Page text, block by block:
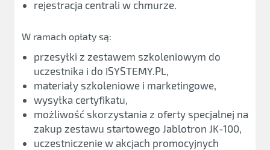
rejestracja centrali w chmurze.
W ramach opłaty są:
przesyłki z zestawem szkoleniowym do
uczestnika i do ISYSTEMY.PL,
materiały szkoleniowe i marketingowe,
wysyłka certyfikatu,
możliwość skorzystania z oferty specjalnej na
zakup zestawu startowego Jablotron JK-100,
uczestniczenie w akcjach promocyjnych